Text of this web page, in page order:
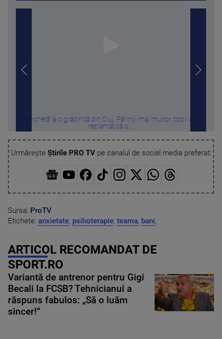
Anchetă la o grădiniță din Cluj. Părinții mai multor copii au
reclamat că o ...
Urmărește Știrile PRO TVpe canalul de social media preferat:
Sursa: ProTV
Etichete: anxietate, psihoterapie, teama, bani,
ARTICOL RECOMANDAT DE
SPORT.RO
Variantă de antrenor pentru Gigi
Becali la FCSB? Tehnicianul a
răspuns fabulos: „Să o luăm
sincer!”